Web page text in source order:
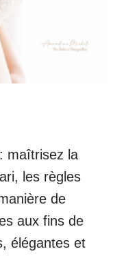
maîtrisez la
les règles
de
aux fins de
élégantes et